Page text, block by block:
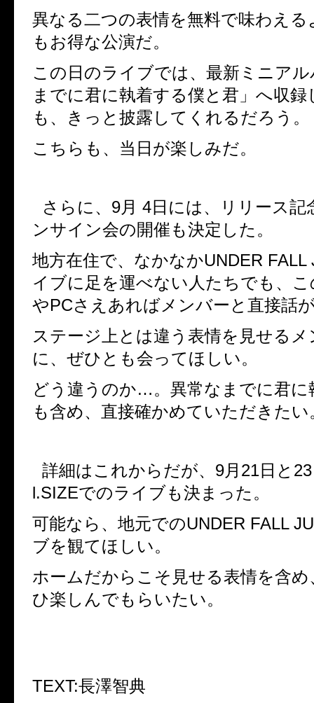
異なる二つの表情を無料で味わえ
もお得な公演だ。
この日のライブでは、最新ミニア
までに君に執着する僕と君」へ収録
も、きっと披露してくれるだろう。
こちらも、当日が楽しみだ。
さらに、 9月 4日には、リリース
ンサイン会の開催も決定した。
地方在住で、なかなかUNDER FALL
イブに足を運べない人たちでも、
やPCさえあればメンバーと直接話
ステージ上とは違う表情を見せる
に、ぜひとも会ってほしい。
どう違うのか…。異常なまでに君
も含め、直接確かめていただきたい
詳細はこれからだが、 9月 21日と 23
l.SIZEでのライブも決まった。
可能なら、地元でのUNDER FALL
ブを観てほしい。
ホームだからこそ見せる表情を含
ひ楽しんでもらいたい。
TEXT:長澤智典